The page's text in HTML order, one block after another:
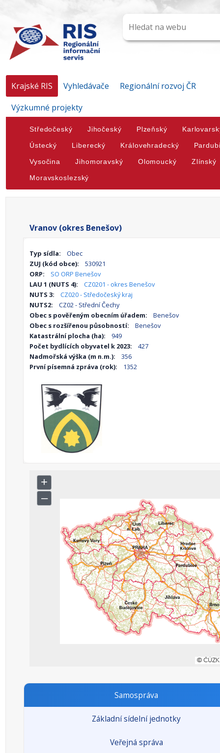
Krajské RIS Vyhledávače
Regionální rozvoj ČR
Výzkumné projekty
Středočeský Jihočeský Plzeňský
Ústecký Liberecký Královehradecký
Vysočina Jihomoravský Olomoucký Zlínský
Moravskoslezský
Vranov (okres Benešov)
Typ sídla:
Obec
ZUJ (kód obce):
530921
ORP:
SO ORP Benešov
LAU 1 (NUTS 4):
CZ0201 - okres Benešov
NUTS 3:
CZ020 - Středočeský kraj
NUTS2:
CZ02 - Střední Čechy
Obec s pověřeným obecním úřadem:
Benešov
Obec s rozšířenou působností:
Benešov
Katastrální plocha (ha):
949
Počet bydlících obyvatel k 2023:
427
Nadmořská výška (m n.m.):
356
První písemná zpráva (rok):
1352
Samospráva
Základní sídelní jednotky
Veřejná správa